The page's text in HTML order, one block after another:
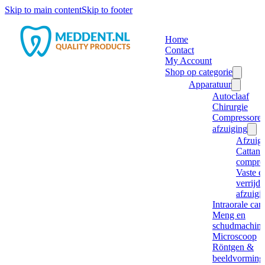
Skip to main contentSkip to footer
Home
Contact
My Account
Shop op categorie
Apparatuur
Autoclaaf
Chirurgie
afzuiging
Cattani
Vaste
Intraorale
Meng en
Microscoop
Röntgen &
beeldvorming